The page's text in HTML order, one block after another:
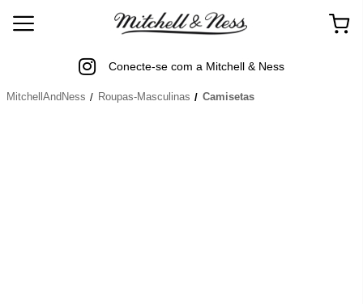
Conecte-se com a Mitchell & Ness
MitchellAndNess Roupas-Masculinas Camisetas